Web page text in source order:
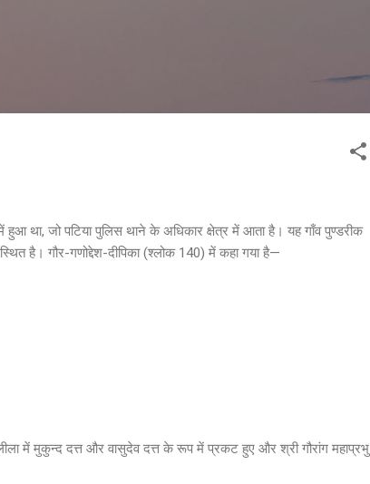
था, जो पटिया पुलिस थाने के अधिकार क्षेत्र में आता है। यह गाँव पुण्डरीक
है। गौर-गणोद्देश-दीपिका (श्लोक 140) में कहा गया है—
में मुकुन्द दत्त और वासुदेव दत्त के रूप में प्रकट हुए और श्री गौरांग महाप्रभु